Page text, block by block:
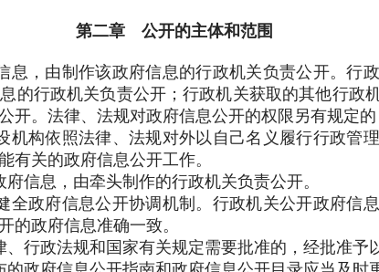
第二章 公开的主体和范围
，由制作该政府信息的行政机关负责公开。行
的行政机关负责公开；行政机关获取的其他行政
开。法律、法规对政府信息公开的权限另有规定
机构依照法律、法规对外以自己名义履行行政管
有关的政府信息公开工作。
信息，由牵头制作的行政机关负责公开。
政府信息公开协调机制。行政机关公开政府信
的政府信息准确一致。
行政法规和国家有关规定需要批准的，经批准予